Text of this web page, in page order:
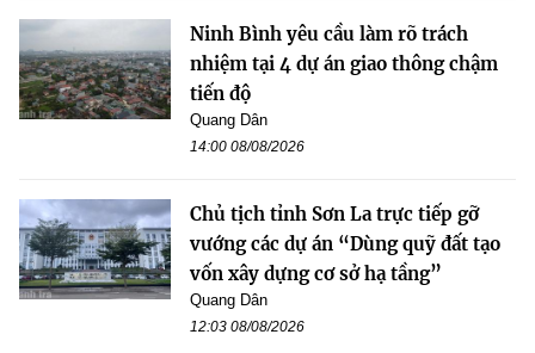
Ninh Bình yêu cầu làm rõ trách
nhiệm tại 4 dự án giao thông chậm
tiến độ
Quang Dân
14:00 08/08/2026
Chủ tịch tỉnh Sơn La trực tiếp gỡ
vướng các dự án “Dùng quỹ đất tạo
vốn xây dựng cơ sở hạ tầng”
Quang Dân
12:03 08/08/2026